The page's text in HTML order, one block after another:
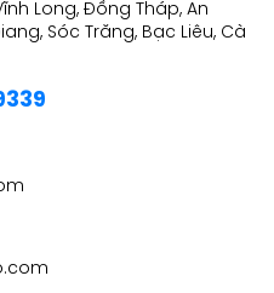
Long, Đồng Tháp, An
Sóc Trăng, Bạc Liêu, Cà